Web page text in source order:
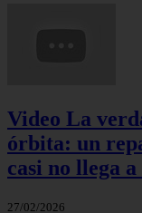
Video La
órbita: un
casi no llega a
27/02/2026